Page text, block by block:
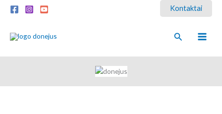
Pereiti
prie
Kontaktai
Paieška